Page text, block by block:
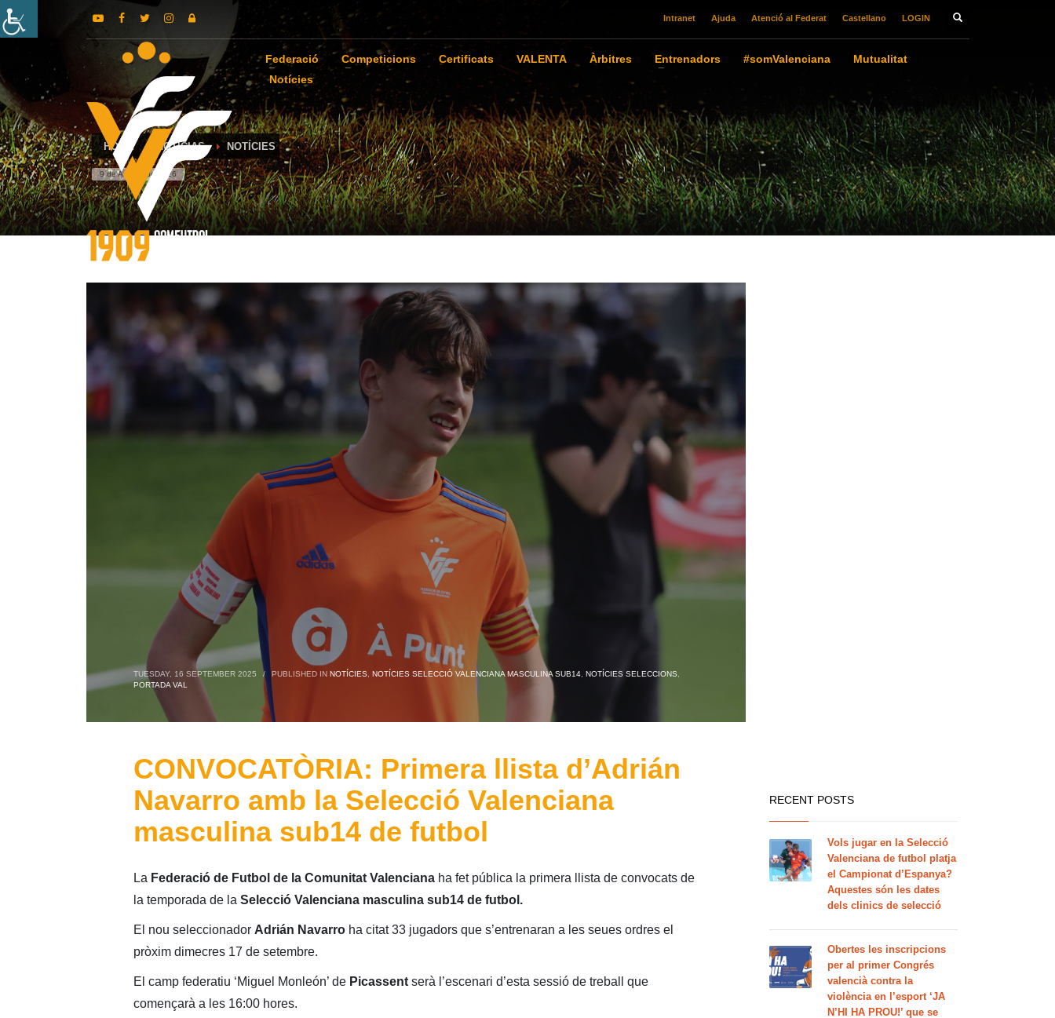
Intranet Ajuda Atenció al Federat Castellano LOGIN
Federació Competicions Certificats VALENTA Àrbitres Entrenadors #somValenciana
Mutualitat
Notícies
HOME NOTICIAS NOTÍCIES
9 de August de 2026
TUESDAY, 16 SEPTEMBER 2025 / PUBLISHED IN NOTÍCIES, NOTÍCIES SELECCIÓ VALENCIANA MASCULINA SUB14, NOTÍCIES SELECCIONS
PORTADA VAL
CONVOCATÒRIA: Primera llista d’Adrián
Navarro amb la Selecció Valenciana
masculina sub14 de futbol
La Federació de Futbol de la Comunitat Valencianaha fet pública la primera llista de convocats de
la temporada de la Selecció Valenciana masculina sub14 de futbol.
El nou seleccionador Adrián Navarroha citat 33 jugadors que s’entrenaran a les seues ordres el
pròxim dimecres 17 de setembre.
El camp federatiu ‘Miguel Monleón’ de Picassentserà l’escenari d’esta sessió de treball que
començarà a les 16:00 hores.
RECENT POSTS
Vols jugar en la Selecció
Valenciana de futbol platja
el Campionat d’Espanya?
Aquestes són les dates
dels clinics de selecció
Obertes les inscripcions
per al primer Congrés
valencià contra la
violència en l’esport ‘JA
N’HI HA PROU!’ que se